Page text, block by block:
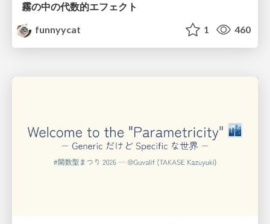
霧の中の代数的エフェクト
funnyycat
1 460